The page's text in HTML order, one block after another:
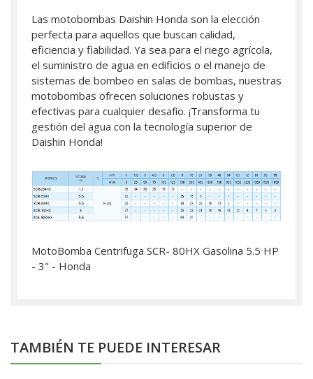
Las motobombas Daishin Honda son la elección
perfecta para aquellos que buscan calidad,
eficiencia y fiabilidad. Ya sea para el riego agrícola,
el suministro de agua en edificios o el manejo de
sistemas de bombeo en salas de bombas, nuestras
motobombas ofrecen soluciones robustas y
efectivas para cualquier desafío. ¡Transforma tu
gestión del agua con la tecnología superior de
Daishin Honda!
MotoBomba Centrifuga SCR- 80HX Gasolina 5.5 HP
- 3" - Honda
TAMBIÉN TE PUEDE INTERESAR